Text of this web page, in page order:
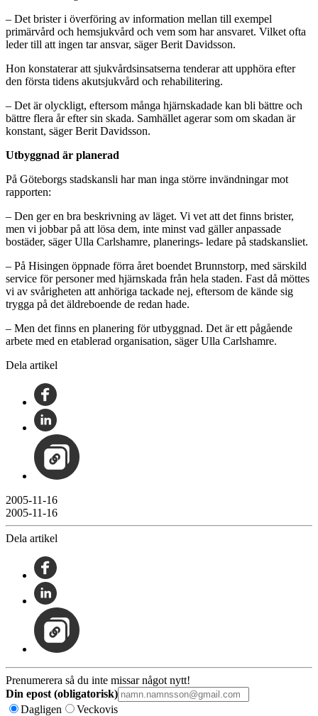
– Det brister i överföring av information mellan till exempel
primärvård och hemsjukvård och vem som har ansvaret. Vilket ofta
leder till att ingen tar ansvar, säger Berit Davidsson.
Hon konstaterar att sjukvårdsinsatserna tenderar att upphöra efter
den första tidens akutsjukvård och rehabilitering.
– Det är olyckligt, eftersom många hjärnskadade kan bli bättre och
bättre flera år efter sin skada. Samhället agerar som om skadan är
konstant, säger Berit Davidsson.
Utbyggnad är planerad
På Göteborgs stadskansli har man inga större invändningar mot
rapporten:
– Den ger en bra beskrivning av läget. Vi vet att det finns brister,
men vi jobbar på att lösa dem, inte minst vad gäller anpassade
bostäder, säger Ulla Carlshamre, planerings- ledare på stadskansliet.
– På Hisingen öppnade förra året boendet Brunnstorp, med särskild
service för personer med hjärnskada från hela staden. Fast då möttes
vi av svårigheten att anhöriga tackade nej, eftersom de kände sig
trygga på det äldreboende de redan hade.
– Men det finns en planering för utbyggnad. Det är ett pågående
arbete med en etablerad organisation, säger Ulla Carlshamre.
Dela artikel
2005-11-16
2005-11-16
Dela artikel
Prenumerera så du inte missar något nytt!
Din epost (obligatorisk)
Dagligen
Veckovis